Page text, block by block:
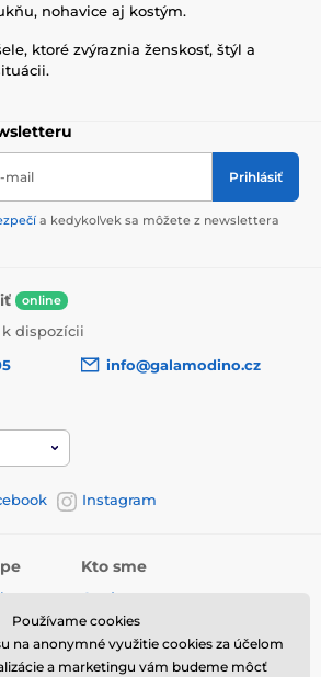
nohavice aj kostým.
ktoré zvýraznia ženskosť, štýl a
mail Prihlásiť
a kedykoľvek sa môžete z newslettera
online
dispozícii
info@galamodino.cz
Instagram
Kto sme
O nás
Kontaktné údaje
Ochrana osobných údajov
Používame cookies
na anonymné využitie cookies za účelom
a marketingu vám budeme môcť